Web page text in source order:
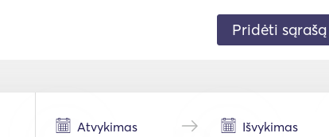
Pridėti sąrašą